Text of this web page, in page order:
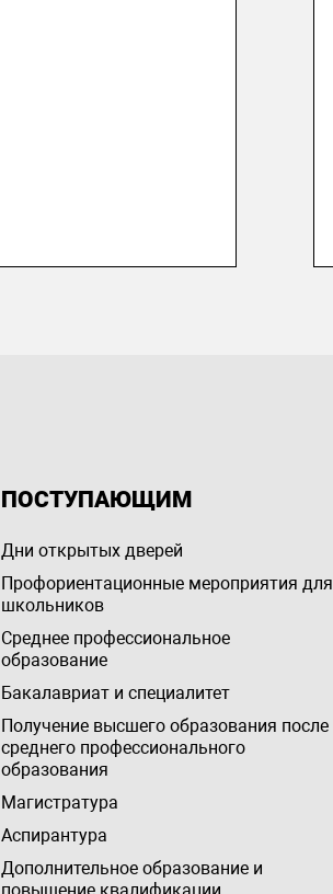
ПОСТУПАЮЩИМ
Дни открытых дверей
Профориентационные мероприятия для
школьников
Среднее профессиональное
образование
Бакалавриат и специалитет
Получение высшего образования после
среднего профессионального
образования
Магистратура
Аспирантура
Дополнительное образование и